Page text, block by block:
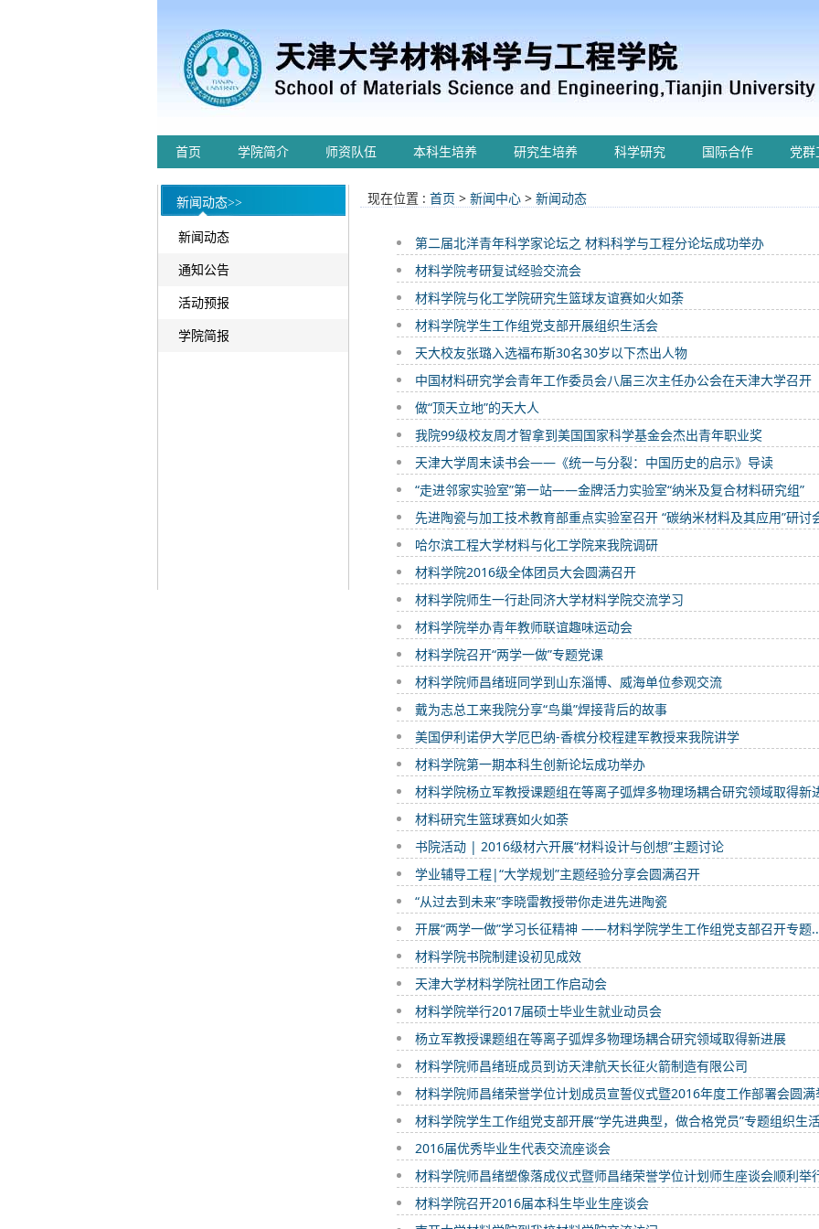
首页 学院简介 师资队伍 本科生培养 研究生培养 科学研究 国际合作 党群
新闻动态>>
新闻动态
通知公告
活动预报
学院简报
现在位置 : 首页 > 新闻中心 > 新闻动态
第二届北洋青年科学家论坛之 材料科学与工程分论坛成功举办
材料学院考研复试经验交流会
材料学院与化工学院研究生篮球友谊赛如火如荼
材料学院学生工作组党支部开展组织生活会
天大校友张璐入选福布斯30名30岁以下杰出人物
中国材料研究学会青年工作委员会八届三次主任办公会在天津大学召开
做“顶天立地”的天大人
我院99级校友周才智拿到美国国家科学基金会杰出青年职业奖
天津大学周末读书会――《统一与分裂：中国历史的启示》导读
“走进邻家实验室”第一站——金牌活力实验室“纳米及复合材料研究组”
先进陶瓷与加工技术教育部重点实验室召开 “碳纳米材料及其应用”研讨
哈尔滨工程大学材料与化工学院来我院调研
材料学院2016级全体团员大会圆满召开
材料学院师生一行赴同济大学材料学院交流学习
材料学院举办青年教师联谊趣味运动会
材料学院召开“两学一做”专题党课
材料学院师昌绪班同学到山东淄博、威海单位参观交流
戴为志总工来我院分享“鸟巢”焊接背后的故事
美国伊利诺伊大学厄巴纳-香槟分校程建军教授来我院讲学
材料学院第一期本科生创新论坛成功举办
材料学院杨立军教授课题组在等离子弧焊多物理场耦合研究领域取得新
材料研究生篮球赛如火如荼
书院活动 | 2016级材六开展“材料设计与创想”主题讨论
学业辅导工程|“大学规划”主题经验分享会圆满召开
“从过去到未来”李晓雷教授带你走进先进陶瓷
开展“两学一做”学习长征精神 ——材料学院学生工作组党支部召开专题
材料学院书院制建设初见成效
天津大学材料学院社团工作启动会
材料学院举行2017届硕士毕业生就业动员会
杨立军教授课题组在等离子弧焊多物理场耦合研究领域取得新进展
材料学院师昌绪班成员到访天津航天长征火箭制造有限公司
材料学院师昌绪荣誉学位计划成员宣誓仪式暨2016年度工作部署会圆满
材料学院学生工作组党支部开展“学先进典型，做合格党员”专题组织生
2016届优秀毕业生代表交流座谈会
材料学院师昌绪塑像落成仪式暨师昌绪荣誉学位计划师生座谈会顺利举
材料学院召开2016届本科生毕业生座谈会